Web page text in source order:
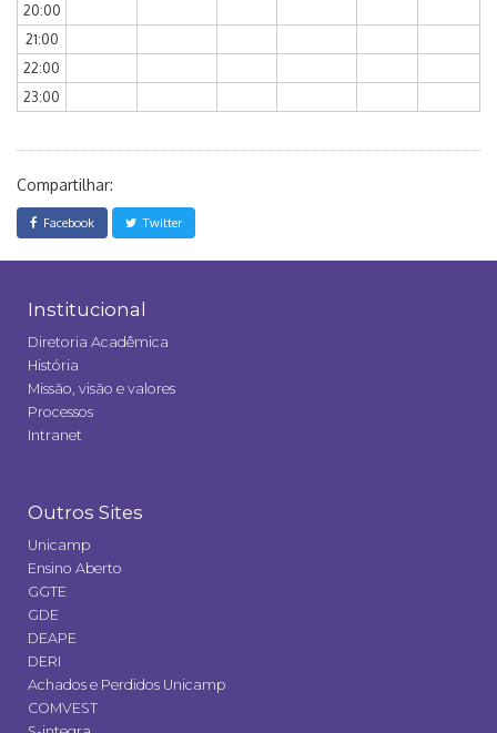
20:00
21:00
22:00
23:00
Compartilhar:
Facebook Twitter
Institucional
Diretoria Acadêmica
História
Missão, visão e valores
Processos
Intranet
Outros Sites
Unicamp
Ensino Aberto
GGTE
GDE
DEAPE
DERI
Achados e Perdidos Unicamp
COMVEST